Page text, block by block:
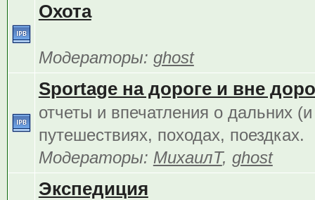
Охота
Модераторы: ghost
Sportage на дороге и вне
отчеты и впечатления о дальних
путешествиях, походах, поездках.
Модераторы: МихаилТ, ghost
Экспедиция